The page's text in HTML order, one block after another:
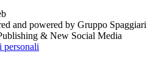
and powered by Gruppo Spaggiari
& New Social Media
personali